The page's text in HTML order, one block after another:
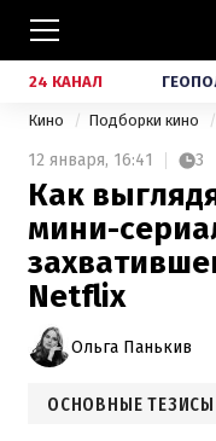
24 КАНАЛ
Кино Подборки кино
12 января, 16:41 3
Как
мини-
Netflix
Ольга Панькив
ОСНОВНЫЕ ТЕЗИСЫ